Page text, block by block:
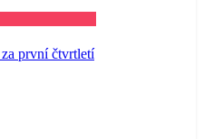
první čtvrtletí